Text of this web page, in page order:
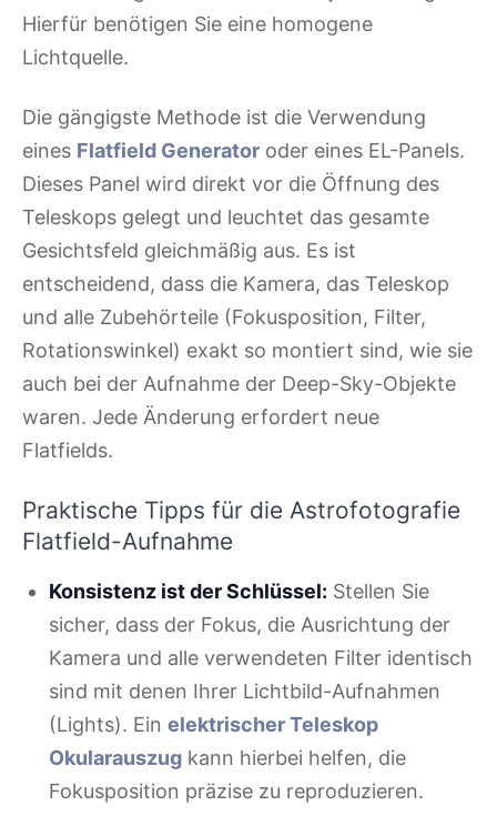
Hierfür benötigen Sie eine homogene
Lichtquelle.
Die gängigste Methode ist die Verwendung
eines Flatfield Generator oder eines EL-Panels.
Dieses Panel wird direkt vor die Öffnung des
Teleskops gelegt und leuchtet das gesamte
Gesichtsfeld gleichmäßig aus. Es ist
entscheidend, dass die Kamera, das Teleskop
und alle Zubehörteile (Fokusposition, Filter,
Rotationswinkel) exakt so montiert sind, wie sie
auch bei der Aufnahme der Deep-Sky-Objekte
waren. Jede Änderung erfordert neue
Flatfields.
Praktische Tipps für die Astrofotografie
Flatfield-Aufnahme
Konsistenz ist der Schlüssel: Stellen Sie
sicher, dass der Fokus, die Ausrichtung der
Kamera und alle verwendeten Filter identisch
sind mit denen Ihrer Lichtbild-Aufnahmen
(Lights). Ein elektrischer Teleskop
Okularauszug kann hierbei helfen, die
Fokusposition präzise zu reproduzieren.